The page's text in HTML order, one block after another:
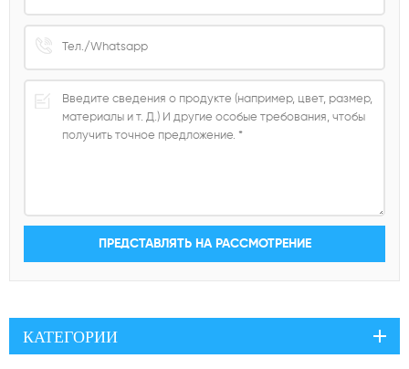
КАТЕГОРИИ